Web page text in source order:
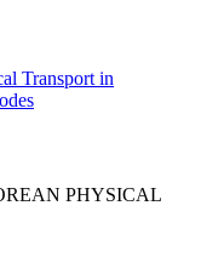
Transport in
PHYSICAL